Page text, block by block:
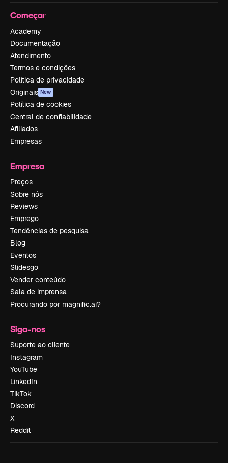
Começar
Academy
Documentação
Atendimento
Termos e condições
Política de privacidade
Originais New
Política de cookies
Central de confiabilidade
Afiliados
Empresas
Empresa
Preços
Sobre nós
Reviews
Emprego
Tendências de pesquisa
Blog
Eventos
Slidesgo
Vender conteúdo
Sala de imprensa
Procurando por magnific.ai?
Siga-nos
Suporte ao cliente
Instagram
YouTube
LinkedIn
TikTok
Discord
X
Reddit